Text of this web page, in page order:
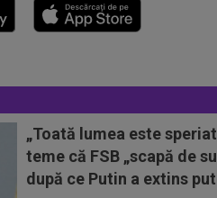
„Toată lumea este
teme că FSB „scapă de
după ce Putin a extins